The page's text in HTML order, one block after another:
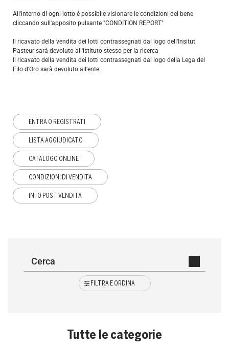
All'interno di ogni lotto è possibile visionare le condizioni del bene
cliccando sull'apposito pulsante "CONDITION REPORT"
Il ricavato della vendita dei lotti contrassegnati dal logo dell'Insitut
Pasteur sarà devoluto all'istituto stesso per la ricerca
Il ricavato della vendita dei lotti contrassegnati dal logo della Lega del
Filo d’Oro sarà devoluto all’ente
ENTRA O REGISTRATI
LISTA AGGIUDICATO
CATALOGO ONLINE
CONDIZIONI DI VENDITA
INFO POST VENDITA
FILTRA E ORDINA
Tutte le categorie